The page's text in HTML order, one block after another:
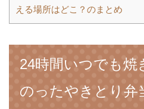
える場所はどこ？のまとめ
24時間いつでも焼
のったやきとり弁